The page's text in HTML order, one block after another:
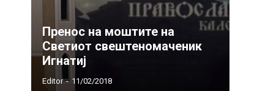
Пренос на моштите на
Светиот свештеномаченик
Игнатиј
Editor - 11/02/2018